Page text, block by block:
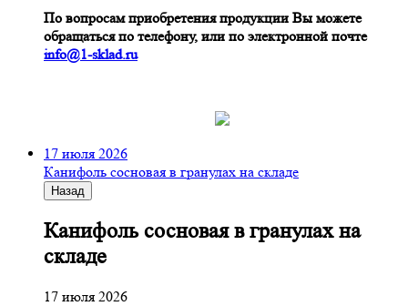
По вопросам приобретения продукции Вы можете
обращаться по телефону, или по электронной почте
info@1-sklad.ru
17 июля 2026
Канифоль сосновая в гранулах на складе
Назад
Канифоль сосновая в гранулах на
складе
17 июля 2026